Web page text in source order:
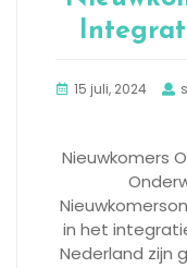
15 juli, 2024
Nieuwkomers
in het
Nederland zijn